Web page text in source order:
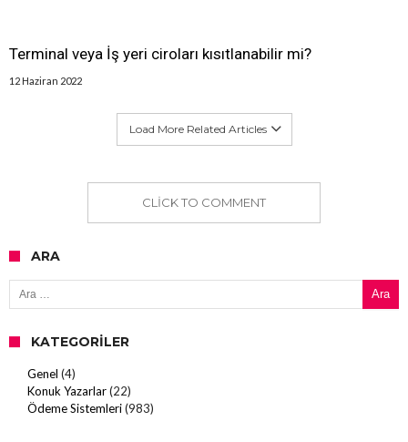
Terminal veya İş yeri ciroları kısıtlanabilir mi?
12 Haziran 2022
Load More Related Articles
CLICK TO COMMENT
ARA
Arama:
KATEGORILER
Genel (4)
Konuk Yazarlar(22)
Ödeme Sistemleri(983)